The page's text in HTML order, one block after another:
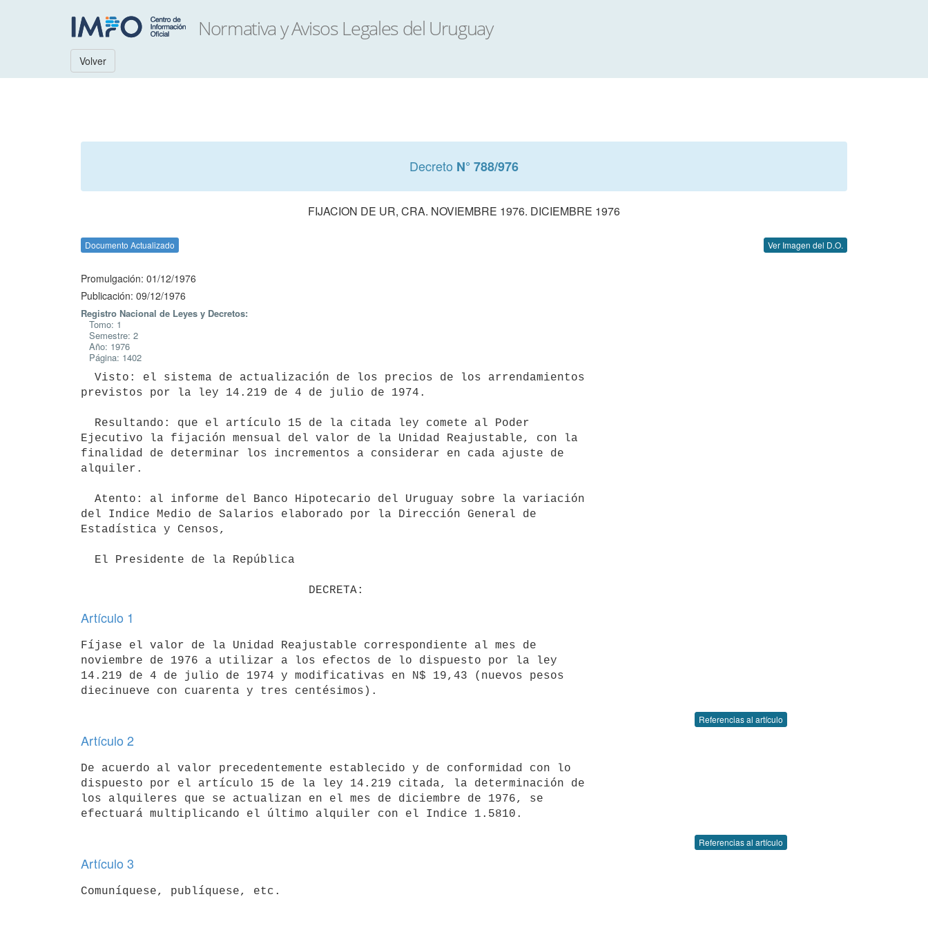
Volver
Decreto N° 788/976
FIJACION DE UR, CRA. NOVIEMBRE 1976. DICIEMBRE 1976
Documento Actualizado Ver Imagen del D.O.
Promulgación: 01/12/1976
Publicación: 09/12/1976
Registro Nacional de Leyes y Decretos:
Tomo: 1
Semestre: 2
Año: 1976
Página: 1402
previstos por la ley 14.219 de 4 de julio de 1974.
Ejecutivo la fijación mensual del valor de la Unidad Reajustable, con la
finalidad de determinar los incrementos a considerar en cada ajuste de
alquiler.
del Indice Medio de Salarios elaborado por la Dirección General de
Estadística y Censos,
Artículo 1
Fíjase el valor de la Unidad Reajustable correspondiente al mes de
noviembre de 1976 a utilizar a los efectos de lo dispuesto por la ley
14.219 de 4 de julio de 1974 y modificativas en N$ 19,43 (nuevos pesos
Referencias al artículo
Artículo 2
De acuerdo al valor precedentemente establecido y de conformidad con lo
dispuesto por el artículo 15 de la ley 14.219 citada, la determinación de
los alquileres que se actualizan en el mes de diciembre de 1976, se
Referencias al artículo
Artículo 3